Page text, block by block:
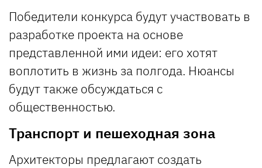
Победители конкурса будут участвовать в
разработке проекта на основе
представленной ими идеи: его хотят
воплотить в жизнь за полгода. Нюансы
будут также обсуждаться с
общественностью.
Транспорт и пешеходная зона
Архитекторы предлагают создать